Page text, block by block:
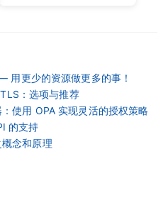
更少的资源做更多的事！
：选项与推荐
使用 OPA 实现灵活的授权策略
的支持
念和原理